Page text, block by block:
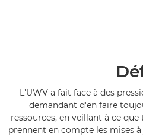
L'UWV a fait face à des
demandant d'en faire
ressources, en veillant à ce
prennent en compte les mises